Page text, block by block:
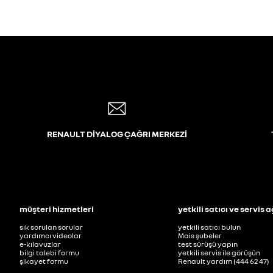
RENAULT DİYALOG ÇAĞRI MERKEZİ
müşteri hizmetleri
sık sorulan sorular
yardımcı videolar
e-kılavuzlar
bilgi talebi formu
şikayet formu
yetkili satıcı ve servis
yetkili satıcı bulun
Mais şubeler
test sürüşü yapın
yetkili servis ile görüşün
Renault yardım (444 62 47)